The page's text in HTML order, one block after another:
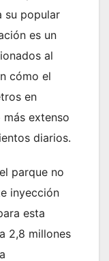
su popular
es un
al
cómo el
en
extenso
diarios.
parque no
inyección
esta
2,8 millones